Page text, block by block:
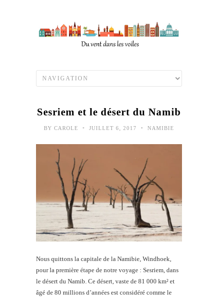
Sesriem et le désert du Namib
BY CAROLE • JUILLET 6, 2017 • NAMIBIE
Nous quittons la capitale de la Namibie, Windhoek,
pour la première étape de notre voyage : Sesriem, dans
le désert du Namib. Ce désert, vaste de 81 000 km² et
âgé de 80 millions d’années est considéré comme le